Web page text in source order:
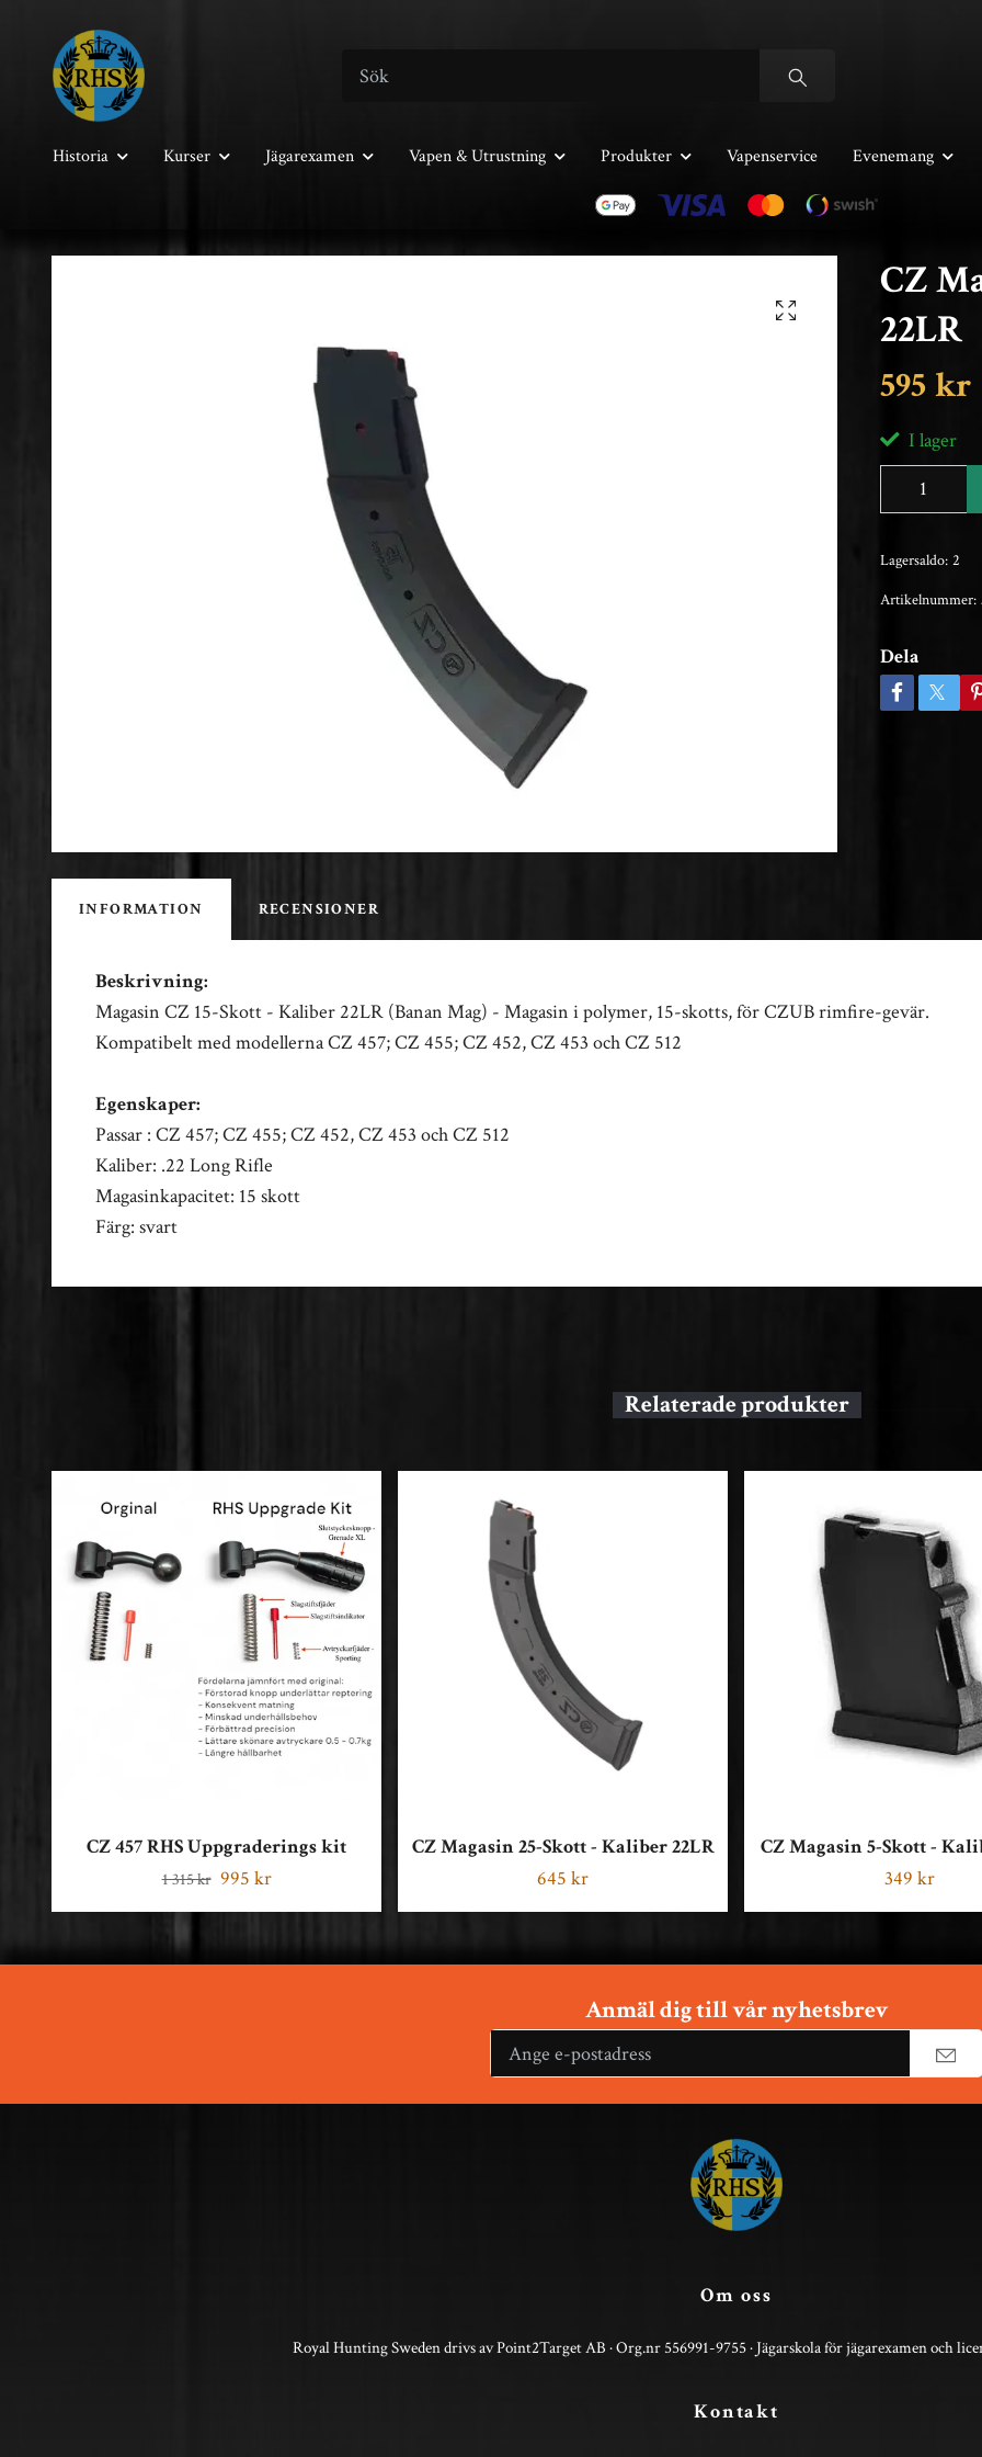
Historia Kurser Jägarexamen Vapen & Utrustning Produkter Vapenservice Evenemang
CZ
22LR
595 kr
I lager
Lagersaldo: 2
Artikelnummer:
Dela
INFORMATION RECENSIONER
Beskrivning:
Magasin CZ 15-Skott - Kaliber 22LR (Banan Mag) - Magasin i polymer, 15-skotts, för CZUB rimfire-gevär.
Kompatibelt med modellerna CZ 457; CZ 455; CZ 452, CZ 453 och CZ 512
Egenskaper:
Passar : CZ 457; CZ 455; CZ 452, CZ 453 och CZ 512
Kaliber: .22 Long Rifle
Magasinkapacitet: 15 skott
Färg: svart
CZ 457 RHS Uppgraderings kit
1 315 kr 995 kr
CZ Magasin 25-Skott - Kaliber 22LR
645 kr
CZ Magasin 5-Skott -
349 kr
Anmäl dig till vår nyhetsbrev
Om oss
Royal Hunting Sweden drivs av Point2Target AB · Org.nr 556991-9755 · Jägarskola för jägarexamen och
Kontakt